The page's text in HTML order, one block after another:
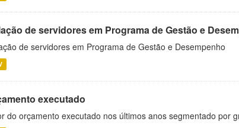
de servidores em Programa de Gestão e
de servidores em Programa de Gestão e Desempenho
executado
do orçamento executado nos últimos anos segmentado por